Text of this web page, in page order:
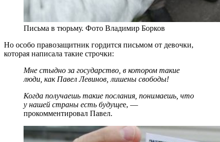
Письма в тюрьму. Фото Владимир Борков
Но особо правозащитник гордится письмом от девочки,
которая написала такие строчки:
Мне стыдно за государство, в котором такие
люди, как Павел Левинов, лишены свободы!
Когда получаешь такие послания, понимаешь, что
у нашей страны есть будущее, —
прокомментировал Павел.